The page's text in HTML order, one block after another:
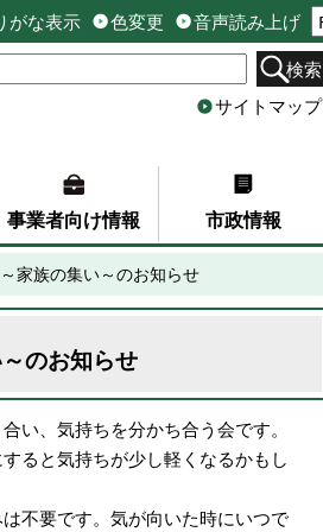
がな表示 色変更
音声読み上げ
検索
サイトマップ
事業者向け情報 市政情報
家族の集い～のお知らせ
のお知らせ
い、気持ちを分かち合う会です。
ると気持ちが少し軽くなるかもし
不要です。気が向いた時にいつで